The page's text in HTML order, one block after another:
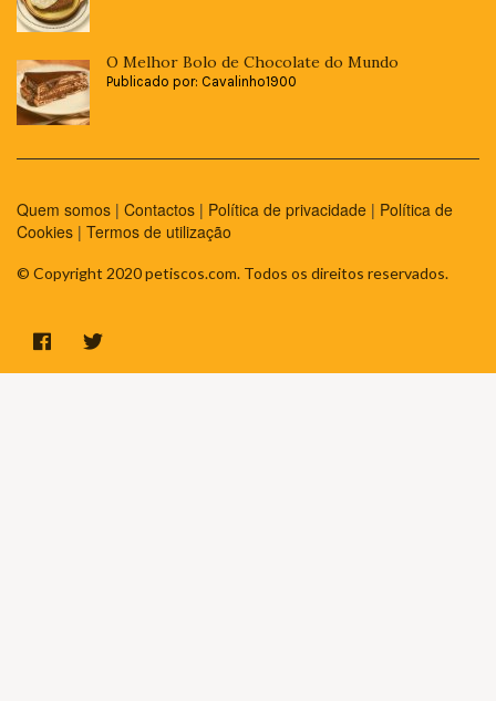
O Melhor Bolo de Chocolate do Mundo
Publicado por: Cavalinho1900
Quem somos | Contactos | Política de privacidade | Política de
Cookies | Termos de utilização
© Copyright 2020 petiscos.com. Todos os direitos reservados.